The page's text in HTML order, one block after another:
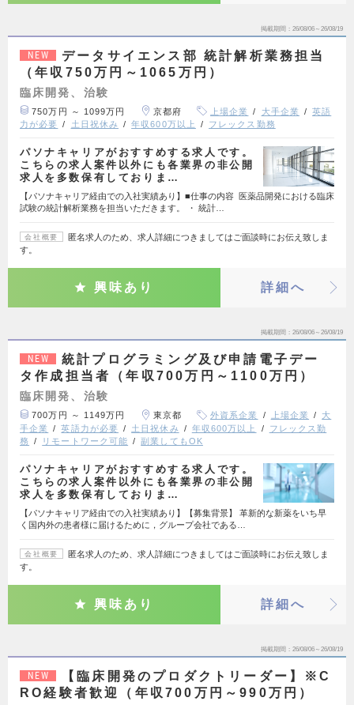
掲載期間 26/08/06～26/08/19
NEW
データサイエンス部 統計解析業務担当
（年収750万円～1065万円）
臨床開発、治験
750万円 ～ 1099万円 京都府 上場企業 大手企業
英語
力が必要
土日祝休み 年収600万以上 フレックス勤務
パソナキャリアがおすすめする求人です。
こちらの求人案件以外にも各業界の非公開
求人を多数保有しておりま…
【パソナキャリア経由での入社実績あり】■仕事の内容 医薬品開発における臨床
試験の統計解析業務を担当いただきます。 ・ 統計…
会社概要
匿名求人のため、求人詳細につきましてはご面談時にお伝え致しま
す。
興味あり 詳細へ
掲載期間 26/08/06～26/08/19
NEW
統計プログラミング及び申請電子デー
タ作成担当者（年収700万円～1100万円）
臨床開発、治験
700万円 ～ 1149万円 東京都 外資系企業 上場企業
大
手企業
英語力が必要 土日祝休み 年収600万以上
フレックス勤
務
リモートワーク可能 副業してもOK
パソナキャリアがおすすめする求人です。
こちらの求人案件以外にも各業界の非公開
求人を多数保有しておりま…
【パソナキャリア経由での入社実績あり】【募集背景】 革新的な新薬をいち早
く国内外の患者様に届けるために，グループ会社である…
会社概要
匿名求人のため、求人詳細につきましてはご面談時にお伝え致しま
す。
興味あり 詳細へ
掲載期間 26/08/06～26/08/19
NEW
【臨床開発のプロダクトリーダー】※C
RO経験者歓迎（年収700万円～990万円）